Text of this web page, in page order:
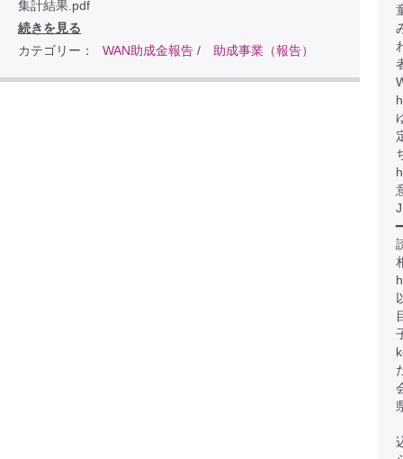
集計結果.pdf
続きを見る
カテゴリー：
WAN助成金報告 / 助成事業（報告）